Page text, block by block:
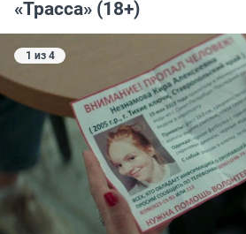
«Трасса» (18+)
1 из 4